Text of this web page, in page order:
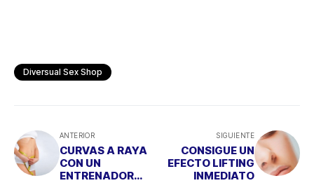
Diversual Sex Shop
ANTERIOR
CURVAS A RAYA
CON UN
ENTRENADOR
SIGUIENTE
CONSIGUE UN
EFECTO LIFTING
INMEDIATO